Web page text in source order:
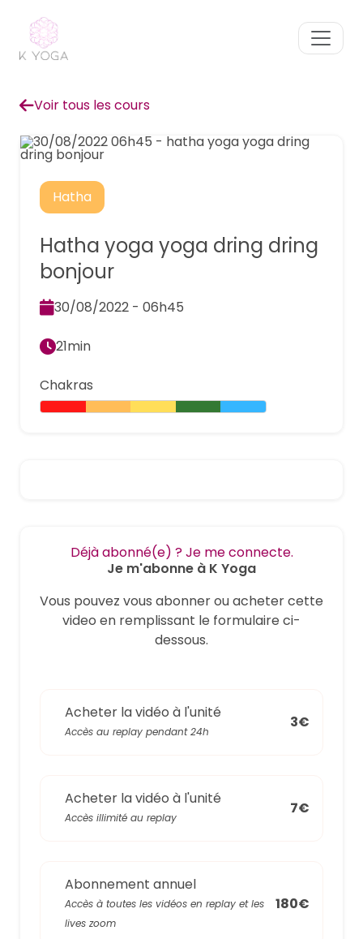
Voir tous les cours
Hatha
Chakras
Hatha yoga yoga dring dring
bonjour
30/08/2022 - 06h45
21min
Déjà abonné(e) ? Je me connecte.
Je m'abonne à K Yoga
Vous pouvez vous abonner ou acheter cette
video en remplissant le formulaire ci-
dessous.
Acheter la vidéo à l'unité
Accès au replay pendant 24h
3€
Acheter la vidéo à l'unité
Accès illimité au replay
7€
Abonnement annuel
Accès à toutes les vidéos en replay et les
lives zoom
180€